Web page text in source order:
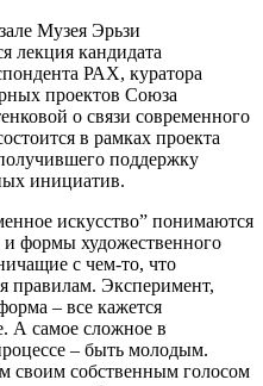
Музея Эрьзи
лекция кандидата
РАХ, куратора
проектов Союза
о связи современного
в рамках проекта
поддержку
инициатив.
искусство” понимаются
формы художественного
с чем-то, что
правилам. Эксперимент,
– все кажется
. А самое сложное в
– быть молодым.
своим собственным голосом